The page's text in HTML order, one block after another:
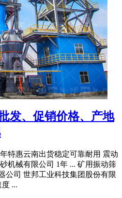
发、促销价格、产地
特惠云南出货稳定可靠耐用 震动
机械有限公司 1年 ... 矿用振动筛
公司 世邦工业科技集团股份有限
...